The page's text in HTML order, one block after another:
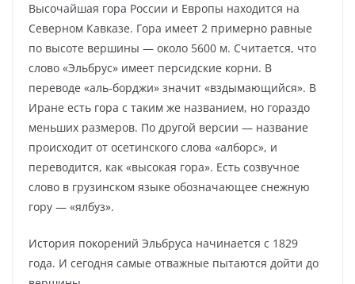
Высочайшая гора России и Европы находится на
Северном Кавказе. Гора имеет 2 примерно равные
по высоте вершины — около 5600 м. Считается, что
слово «Эльбрус» имеет персидские корни. В
переводе «аль-борджи» значит «вздымающийся». В
Иране есть гора с таким же названием, но гораздо
меньших размеров. По другой версии — название
происходит от осетинского слова «алборс», и
переводится, как «высокая гора». Есть созвучное
слово в грузинском языке обозначающее снежную
гору — «ялбуз».
История покорений Эльбруса начинается с 1829
года. И сегодня самые отважные пытаются дойти до